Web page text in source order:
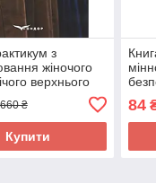
з
жіночого
верхнього
методикою ЄМКО
Н. В.
660 ₴
Купити
84